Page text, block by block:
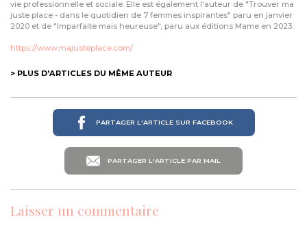
vie professionnelle et sociale. Elle est également l'auteur de "Trouver ma
juste place - dans le quotidien de 7 femmes inspirantes" paru en janvier
2020 et de "Imparfaite mais heureuse", paru aux éditions Mame en 2023.
https://www.majusteplace.com/
> PLUS D'ARTICLES DU MÊME AUTEUR
PARTAGER L'ARTICLE SUR FACEBOOK
PARTAGER L'ARTICLE PAR MAIL
Laisser un commentaire